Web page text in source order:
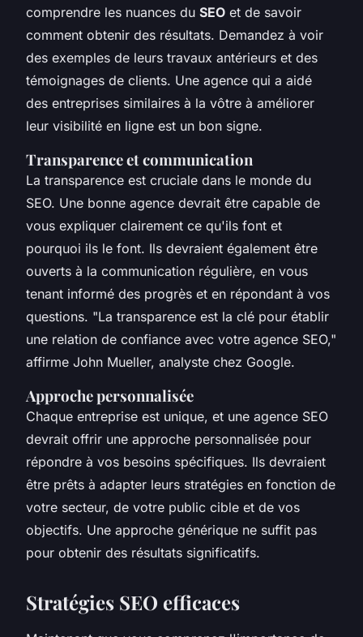
comprendre les nuances du SEO et de savoir
comment obtenir des résultats. Demandez à voir
des exemples de leurs travaux antérieurs et des
témoignages de clients. Une agence qui a aidé
des entreprises similaires à la vôtre à améliorer
leur visibilité en ligne est un bon signe.
Transparence et communication
La transparence est cruciale dans le monde du
SEO. Une bonne agence devrait être capable de
vous expliquer clairement ce qu'ils font et
pourquoi ils le font. Ils devraient également être
ouverts à la communication régulière, en vous
tenant informé des progrès et en répondant à vos
questions. "La transparence est la clé pour établir
une relation de confiance avec votre agence SEO,"
affirme John Mueller, analyste chez Google.
Approche personnalisée
Chaque entreprise est unique, et une agence SEO
devrait offrir une approche personnalisée pour
répondre à vos besoins spécifiques. Ils devraient
être prêts à adapter leurs stratégies en fonction de
votre secteur, de votre public cible et de vos
objectifs. Une approche générique ne suffit pas
pour obtenir des résultats significatifs.
Stratégies SEO efficaces